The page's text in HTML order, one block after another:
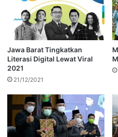
Jawa Barat Tingkatkan
Literasi Digital Lewat Viral
2021
21/12/2021